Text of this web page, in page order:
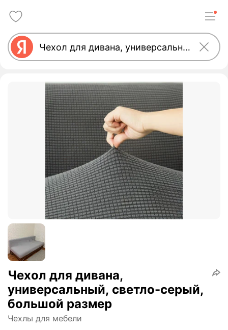
Чехол для дивана,
универсальный, светло-серый,
большой размер
Чехлы для мебели